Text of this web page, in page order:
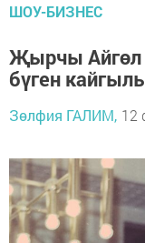
ШОУ-БИЗНЕС
Җырчы
бүген
Зөлфия ГАЛИМ, 12